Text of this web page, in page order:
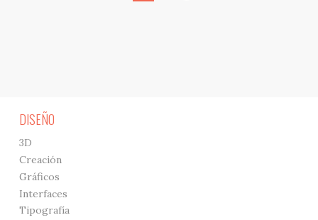
DISEÑO
3D
Creación
Gráficos
Interfaces
Tipografía